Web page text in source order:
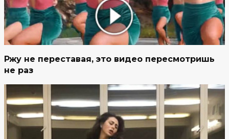
Ржу не переставая, это видео пересмотришь
не раз